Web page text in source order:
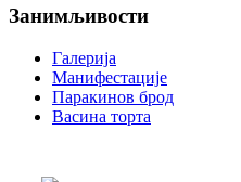
Занимљивости
Галерија
Манифестације
Паракинов брод
Васина торта